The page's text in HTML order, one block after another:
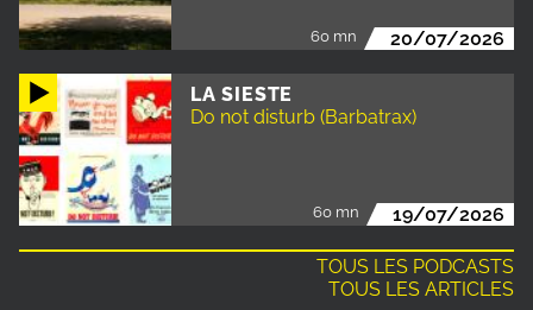
60 mn 20/07/2026
LA SIESTE
Do not disturb (Barbatrax)
60 mn 19/07/2026
TOUS LES PODCASTS
TOUS LES ARTICLES